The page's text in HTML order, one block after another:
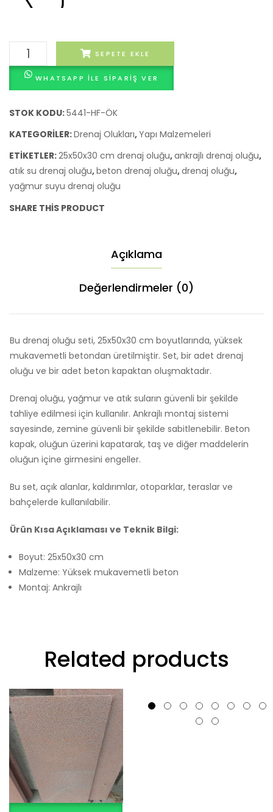
25x50x30
cm
Ankrajlı
Oluğu
(5441)
adet
SEPETE EKLE
WHATSAPP ILE SIPARIŞ VER
STOK KODU:5441-HF-ÖK
KATEGORILER:Drenaj Olukları,Yapı Malzemeleri
ETIKETLER:25x50x30 cm drenaj oluğu,ankrajlı drenaj oluğu,
atık su drenaj oluğu,beton drenaj oluğu,drenaj oluğu,
yağmur suyu drenaj oluğu
SHARE THIS PRODUCT
Açıklama
Değerlendirmeler (0)
Bu drenaj oluğu seti, 25x50x30 cm boyutlarında, yüksek
mukavemetli betondan üretilmiştir. Set, bir adet drenaj
oluğu ve bir adet beton kapaktan oluşmaktadır.
Drenaj oluğu, yağmur ve atık suların güvenli bir şekilde
tahliye edilmesi için kullanılır. Ankrajlı montaj sistemi
sayesinde, zemine güvenli bir şekilde sabitlenebilir. Beton
kapak, oluğun üzerini kapatarak, taş ve diğer maddelerin
oluğun içine girmesini engeller.
Bu set, açık alanlar, kaldırımlar, otoparklar, teraslar ve
bahçelerde kullanılabilir.
Ürün Kısa Açıklaması ve Teknik Bilgi:
Boyut: 25x50x30 cm
Malzeme: Yüksek mukavemetli beton
Montaj: Ankrajlı
Related products